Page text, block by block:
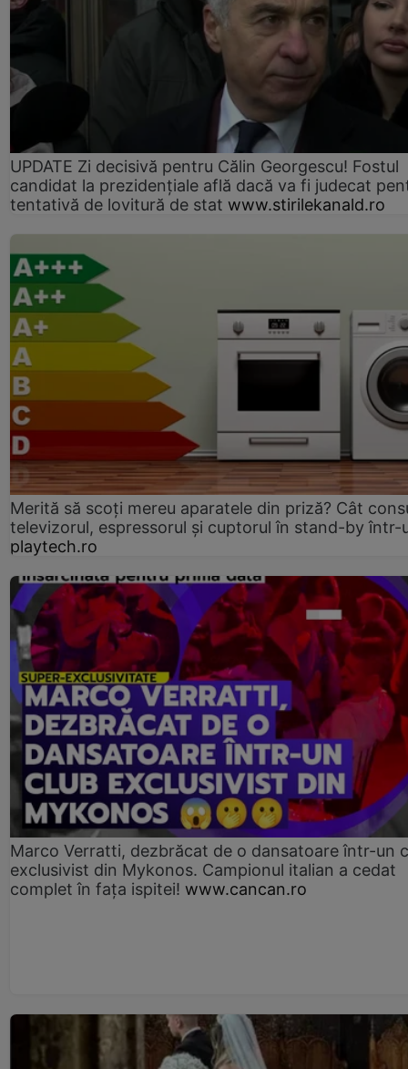
UPDATE Zi decisivă pentru Călin Georgescu! Fostul
candidat la prezidențiale află dacă va fi judecat
tentativă de lovitură de stat www.stirilekanald.ro
Merită să scoți mereu aparatele din priză? Cât
televizorul, espressorul și cuptorul în stand-by într-
playtech.ro
Marco Verratti, dezbrăcat de o dansatoare într-un
exclusivist din Mykonos. Campionul italian a cedat
complet în fața ispitei! www.cancan.ro